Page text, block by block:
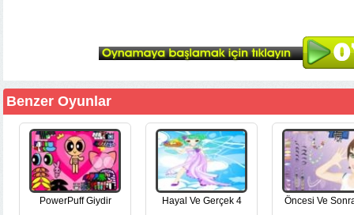
Benzer Oyunlar
PowerPuff Giydir Hayal Ve Gerçek 4 Öncesi Ve